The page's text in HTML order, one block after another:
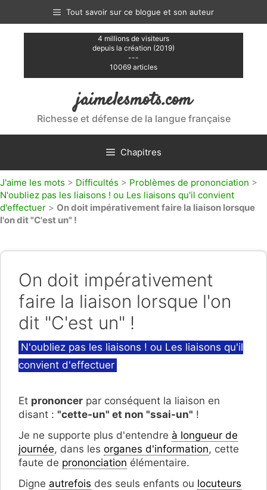
contenu
Tout savoir sur ce blogue et son auteur
4 millions de visiteurs
depuis la création (2019)
---
10069 articles
jaimelesmots.com
Richesse et défense de la langue française
Chapitres
J'aime les mots > Difficultés > Problèmes de prononciation >
N'oubliez pas les liaisons ! ou Les liaisons qu'il convient
d'effectuer > On doit impérativement faire la liaison lorsque
l'on dit "C'est un" !
On doit impérativement
faire la liaison lorsque l'on
dit "C'est un" !
Catégories
N'oubliez pas les liaisons ! ou Les liaisons qu'il
convient d'effectuer
Et prononcer par conséquent la liaison en
disant : "cette-un" et non "ssai-un" !
Je ne supporte plus d'entendre à longueur de
journée, dans les organes d'information, cette
faute de prononciation élémentaire.
Digne autrefois des seuls enfants ou locuteurs